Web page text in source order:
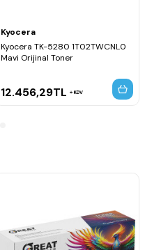
Kyocera
Kyocera TK-5280 1T02TWCNL0
Mavi Orijinal Toner
12.456,29TL KDV